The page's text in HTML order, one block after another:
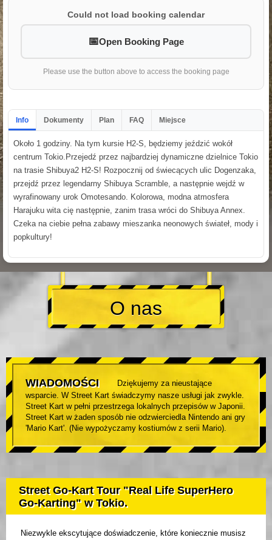
Could not load booking calendar
Open Booking Page
Please use the button above to access the booking page
Info Dokumenty Plan FAQ Miejsce
Około 1 godziny. Na tym kursie H2-S, będziemy jeździć wokół
centrum Tokio.Przejedź przez najbardziej dynamiczne dzielnice Tokio
na trasie Shibuya2 H2-S! Rozpocznij od świecących ulic Dogenzaka,
przejdź przez legendarny Shibuya Scramble, a następnie wejdź w
wyrafinowany urok Omotesando. Kolorowa, modna atmosfera
Harajuku wita cię następnie, zanim trasa wróci do Shibuya Annex.
Czeka na ciebie pełna zabawy mieszanka neonowych świateł, mody i
popkultury!
O nas
WIADOMOŚCI
Dziękujemy za nieustające
wsparcie. W Street Kart świadczymy nasze usługi jak zwykle.
Street Kart w pełni przestrzega lokalnych przepisów w Japonii.
Street Kart w żaden sposób nie odzwierciedla Nintendo ani gry
'Mario Kart'. (Nie wypożyczamy kostiumów z serii Mario).
Street Go-Kart Tour "Real Life SuperHero
Go-Karting" w Tokio.
Niezwykle ekscytujące doświadczenie, które koniecznie musisz